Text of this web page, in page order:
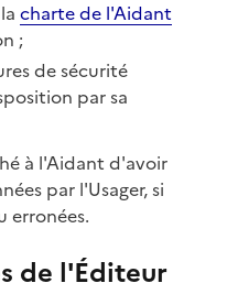
charte de l'Aidant
;
de sécurité
par sa
à l'Aidant d'avoir
par l'Usager, si
erronées.
de l'Éditeur